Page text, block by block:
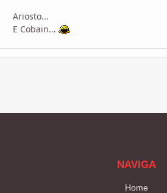
Ariosto...
E Cobain...
NAVIGA
Home